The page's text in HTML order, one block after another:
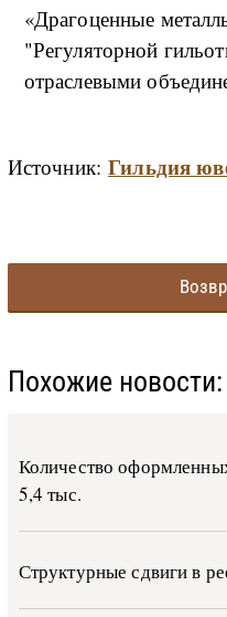
«Драгоценные
"Регуляторной
отраслевыми
Источник:Гильдия
Похожие новости:
Количество
5,4 тыс.
Структурные сдвиги в